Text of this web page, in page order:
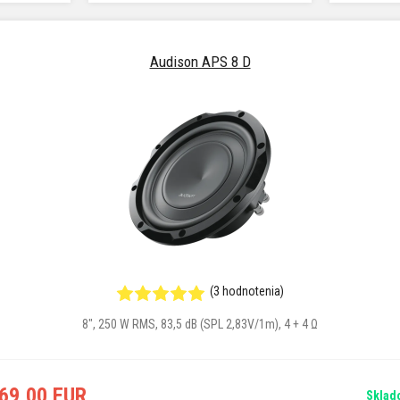
Audison APS 8 D
(3 hodnotenia)
8", 250 W RMS, 83,5 dB (SPL 2,83V/1m), 4 + 4 Ω